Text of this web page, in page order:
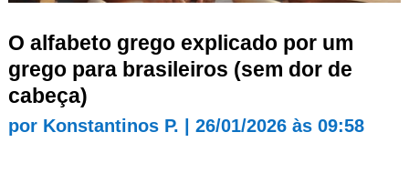
O alfabeto grego explicado por um
grego para brasileiros (sem dor de
cabeça)
por Konstantinos P. 26/01/2026 às 09:58